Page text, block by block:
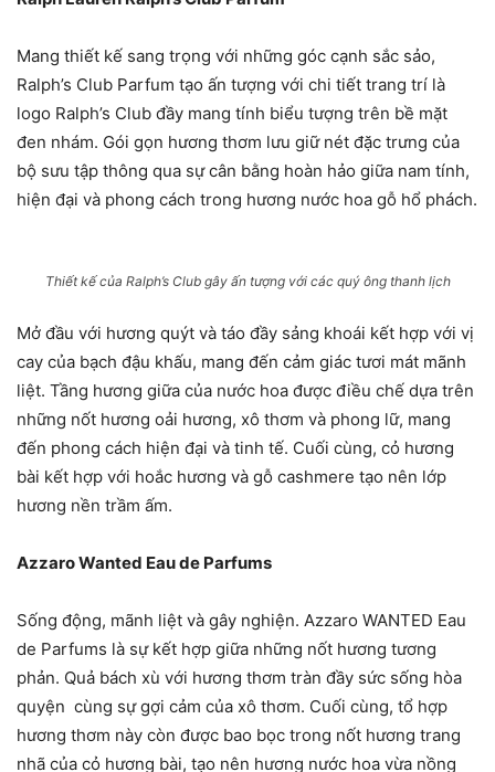
Mang thiết kế sang trọng với những góc cạnh sắc sảo,
Ralph’s Club Parfum tạo ấn tượng với chi tiết trang trí là
logo Ralph’s Club đầy mang tính biểu tượng trên bề mặt
đen nhám. Gói gọn hương thơm lưu giữ nét đặc trưng của
bộ sưu tập thông qua sự cân bằng hoàn hảo giữa nam tính,
hiện đại và phong cách trong hương nước hoa gỗ hổ phách.
Thiết kế của Ralph’s Club gây ấn tượng với các quý ông thanh lịch
Mở đầu với hương quýt và táo đầy sảng khoái kết hợp với vị
cay của bạch đậu khấu, mang đến cảm giác tươi mát mãnh
liệt. Tầng hương giữa của nước hoa được điều chế dựa trên
những nốt hương oải hương, xô thơm và phong lữ, mang
đến phong cách hiện đại và tinh tế. Cuối cùng, cỏ hương
bài kết hợp với hoắc hương và gỗ cashmere tạo nên lớp
hương nền trầm ấm.
Azzaro Wanted Eau de Parfums
Sống động, mãnh liệt và gây nghiện. Azzaro WANTED Eau
de Parfums là sự kết hợp giữa những nốt hương tương
phản. Quả bách xù với hương thơm tràn đầy sức sống hòa
quyện cùng sự gợi cảm của xô thơm. Cuối cùng, tổ hợp
hương thơm này còn được bao bọc trong nốt hương trang
nhã của cỏ hương bài, tạo nên hương nước hoa vừa nồng